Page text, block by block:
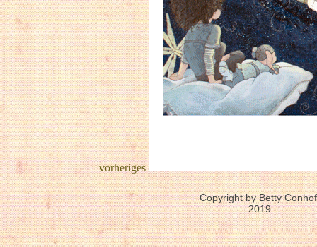
vorheriges
Copyright by Betty
2019